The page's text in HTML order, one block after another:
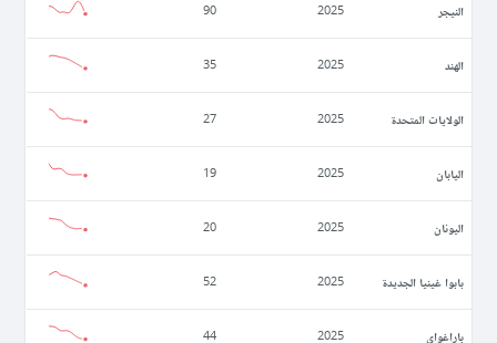
النيجر 2025
90
الهند 2025
35
الولايات المتحدة 2025
27
اليابان 2025
19
اليونان 2025
20
بابوا غينيا الجديدة 2025
52
باراغواي 2025
44